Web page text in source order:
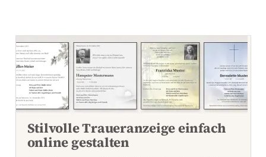
Stilvolle Traueranzeige einfach
online gestalten